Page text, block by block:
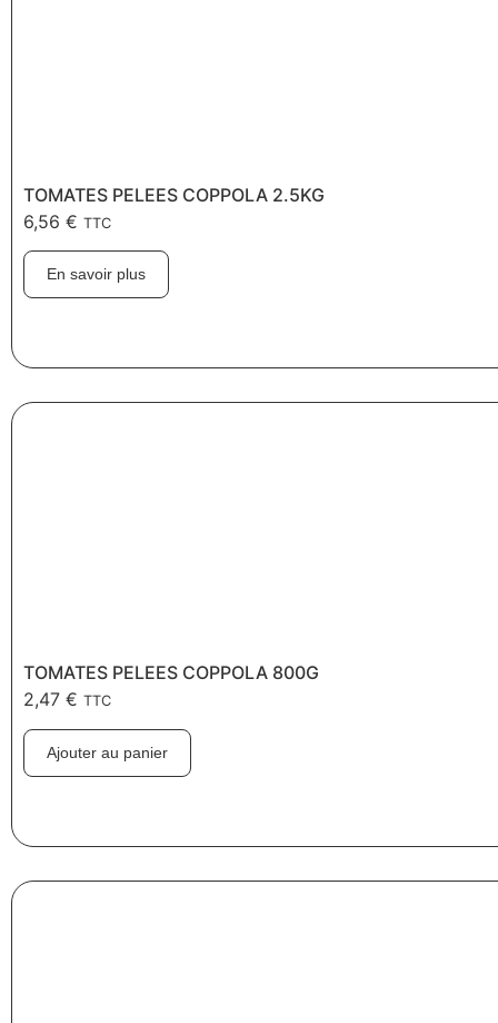
TOMATES PELEES COPPOLA 2.5KG
6,56 € TTC
En savoir plus
TOMATES PELEES COPPOLA 800G
2,47 € TTC
Ajouter au panier